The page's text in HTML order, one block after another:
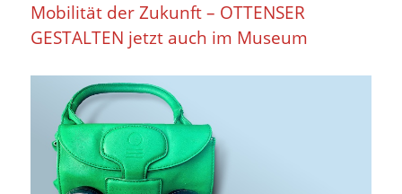
Mobilität der Zukunft – OTTENSER
GESTALTEN jetzt auch im Museum